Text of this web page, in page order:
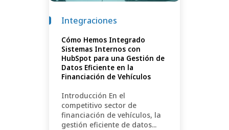
Integraciones
Cómo Hemos Integrado
Sistemas Internos con
HubSpot para una Gestión de
Datos Eficiente en la
Financiación de Vehículos
Introducción En el
competitivo sector de
financiación de vehículos, la
gestión eficiente de datos...